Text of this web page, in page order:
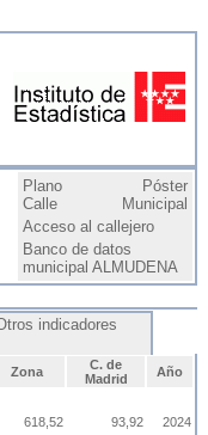
Plano
Calle
Póster
Municipal
Acceso al callejero
Banco de datos
municipal ALMUDENA
indicadores
Zona
C. de
Madrid
Año
618,52 93,92 2024